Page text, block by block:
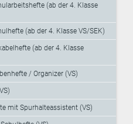
(ab der 4. Klasse
(ab der 4. Klasse VS/SEK)
(ab der 4. Klasse
/ Organizer (VS)
mit Spurhalteassistent (VS)